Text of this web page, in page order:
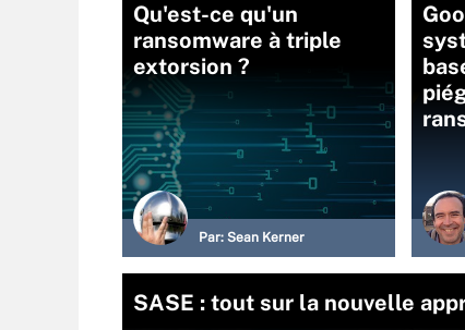
Qu'est-ce qu'un
ransomware à triple
extorsion ?
Par: Sean Kerner
SASE : tout sur la nouvelle